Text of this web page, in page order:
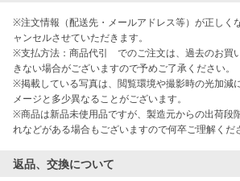
※注文情報（配送先・メールアドレス等）が正しく
ャンセルさせていただきます。
※支払方法：商品代引　でのご注文は、過去のお買
きない場合がございますので予めご了承ください。
※掲載している写真は、閲覧環境や撮影時の光加減
メージと多少異なることがございます。
※商品は新品未使用品ですが、製造元からの出荷段
れなどがある場合もございますので何卒ご理解くだ
返品、交換について